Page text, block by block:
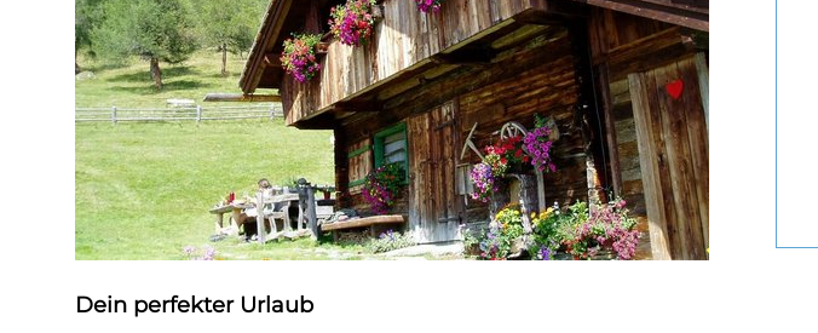
Dein perfekter Urlaub